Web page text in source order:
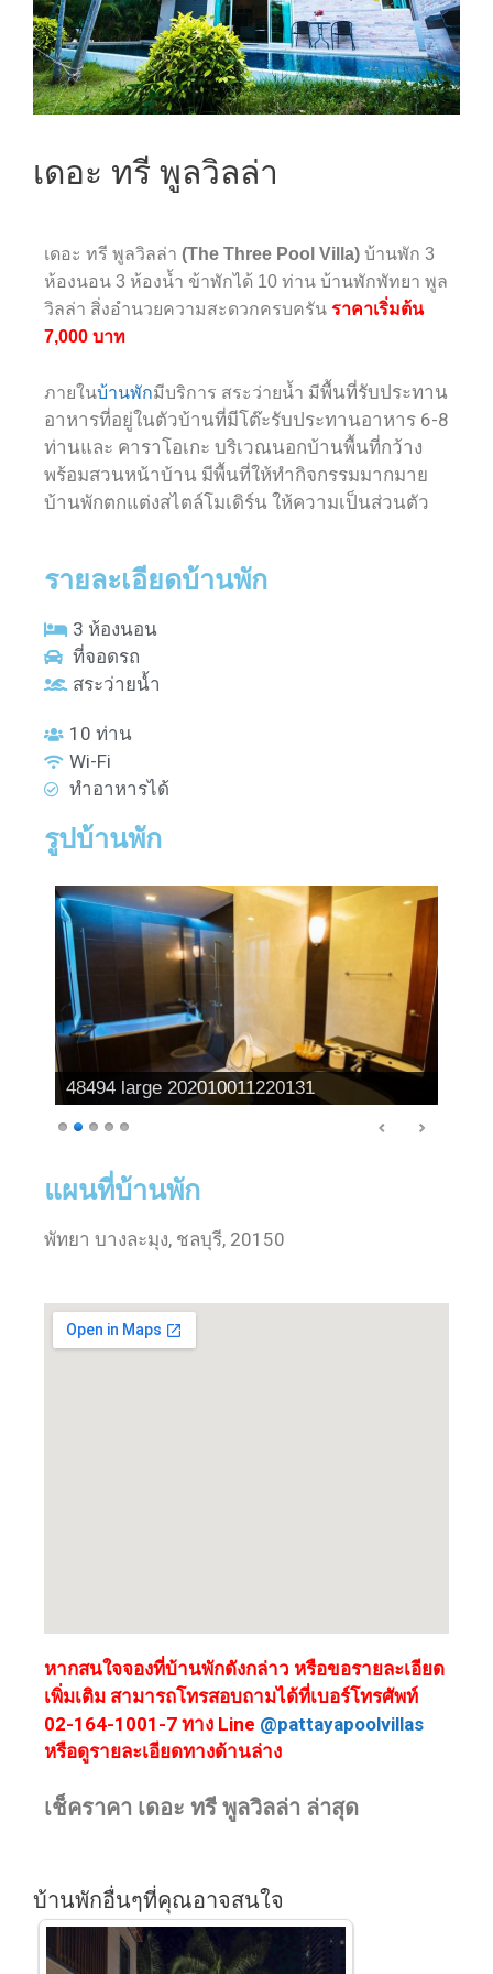
เดอะ ทรี พูลวิลล่า
เดอะ ทรี พูลวิลล่า (The Three Pool Villa) บ้านพัก 3
ห้องนอน 3 ห้องน้ำ ข้าพักได้ 10 ท่าน บ้านพักพัทยา พูล
วิลล่า สิ่งอำนวยความสะดวกครบครัน ราคาเริ่มต้น
7,000 บาท
ภายในบ้านพักมีบริการ สระว่ายน้ำ มีพื้นที่รับประทาน
อาหารที่อยู่ในตัวบ้านที่มีโต๊ะรับประทานอาหาร 6-8
ท่านและ คาราโอเกะ บริเวณนอกบ้านพื้นที่กว้าง
พร้อมสวนหน้าบ้าน มีพื้นที่ให้ทำกิจกรรมมากมาย
บ้านพักตกแต่งสไตล์โมเดิร์น ให้ความเป็นส่วนตัว
รายละเอียดบ้านพัก
3 ห้องนอน
ที่จอดรถ
สระว่ายน้ำ
10 ท่าน
Wi-Fi
ทำอาหารได้
รูปบ้านพัก
48494 large 202010011220131
แผนที่บ้านพัก
พัทยา บางละมุง, ชลบุรี, 20150
หากสนใจจองที่บ้านพักดังกล่าว หรือขอรายละเอียด
เพิ่มเติม สามารถโทรสอบถามได้ที่เบอร์โทรศัพท์
02-164-1001-7 ทาง Line @pattayapoolvillas
หรือดูรายละเอียดทางด้านล่าง
เช็คราคา เดอะ ทรี พูลวิลล่า ล่าสุด
บ้านพักอื่นๆที่คุณอาจสนใจ